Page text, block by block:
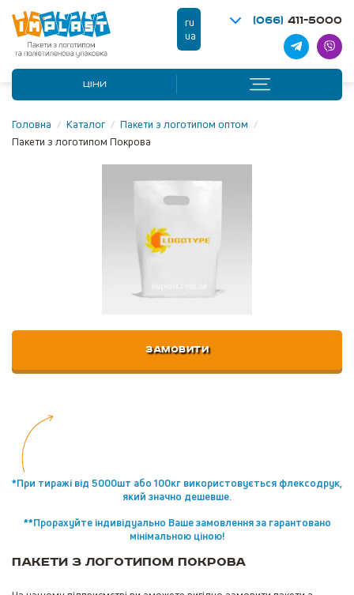
ru
ua
(066) 411-5000
ЦІНИ
Головна / Каталог / Пакети з логотипом оптом /
Пакети з логотипом Покрова
ЗАМОВИТИ
*При тиражі від 5000шт або 100кг використовується флексодрук,
який значно дешевше.
**Прорахуйте індивідуально Ваше замовлення за гарантовано
мінімальною ціною!
Пакети з логотипом Покрова